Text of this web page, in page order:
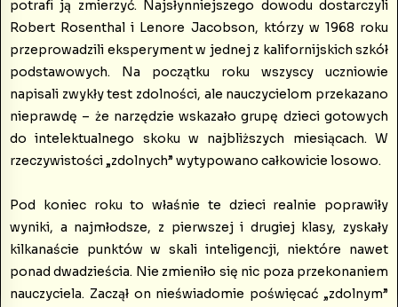
potrafi ją zmierzyć. Najsłynniejszego dowodu dostarczyli
Robert Rosenthal i Lenore Jacobson, którzy w 1968 roku
przeprowadzili eksperyment w jednej z kalifornijskich szkół
podstawowych. Na początku roku wszyscy uczniowie
napisali zwykły test zdolności, ale nauczycielom przekazano
nieprawdę – że narzędzie wskazało grupę dzieci gotowych
do intelektualnego skoku w najbliższych miesiącach. W
rzeczywistości „zdolnych” wytypowano całkowicie losowo.
Pod koniec roku to właśnie te dzieci realnie poprawiły
wyniki, a najmłodsze, z pierwszej i drugiej klasy, zyskały
kilkanaście punktów w skali inteligencji, niektóre nawet
ponad dwadzieścia. Nie zmieniło się nic poza przekonaniem
nauczyciela. Zaczął on nieświadomie poświęcać „zdolnym”